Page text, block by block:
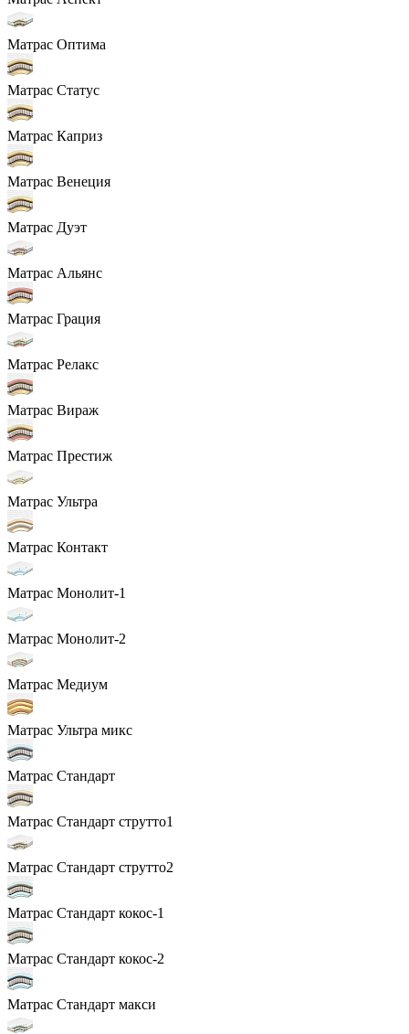
Матрас Оптима
Матрас Статус
Матрас Каприз
Матрас Венеция
Матрас Дуэт
Матрас Альянс
Матрас Грация
Матрас Релакс
Матрас Вираж
Матрас Престиж
Матрас Ультра
Матрас Контакт
Матрас Монолит-1
Матрас Монолит-2
Матрас Медиум
Матрас Ультра микс
Матрас Стандарт
Матрас Стандарт струтто1
Матрас Стандарт струтто2
Матрас Стандарт кокос-1
Матрас Стандарт кокос-2
Матрас Стандарт макси